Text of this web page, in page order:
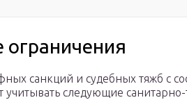
санкций и судебных тяжб с
учитывать следующие